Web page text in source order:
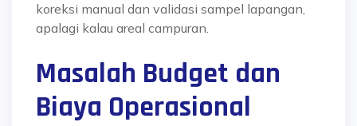
koreksi manual dan validasi sampel lapangan,
apalagi kalau areal campuran.
Masalah Budget dan
Biaya Operasional